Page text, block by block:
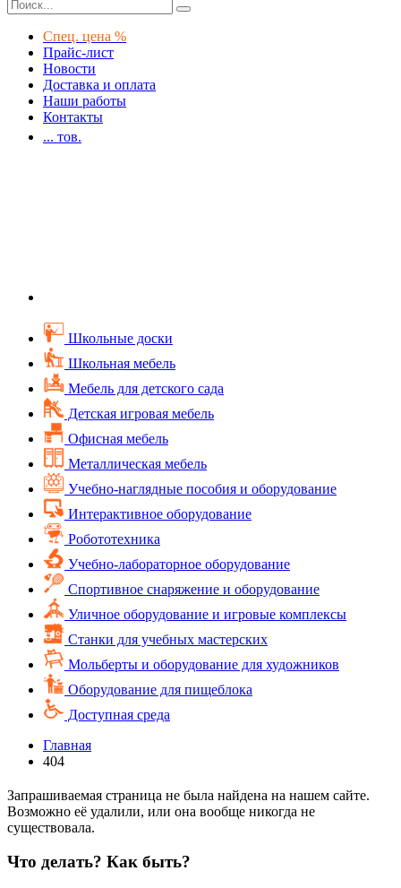
Спец. цена %
Прайс-лист
Новости
Доставка и оплата
Наши работы
Контакты
... тов.
Школьные доски
Школьная мебель
Мебель для детского сада
Детская игровая мебель
Офисная мебель
Металлическая мебель
Учебно-наглядные пособия и оборудование
Интерактивное оборудование
Робототехника
Учебно-лабораторное оборудование
Спортивное снаряжение и оборудование
Уличное оборудование и игровые комплексы
Cтанки для учебных мастерских
Мольберты и оборудование для художников
Оборудование для пищеблока
Доступная среда
Главная
404
Запрашиваемая страница не была найдена на нашем сайте.
Возможно её удалили, или она вообще никогда не
существовала.
Что делать? Как быть?